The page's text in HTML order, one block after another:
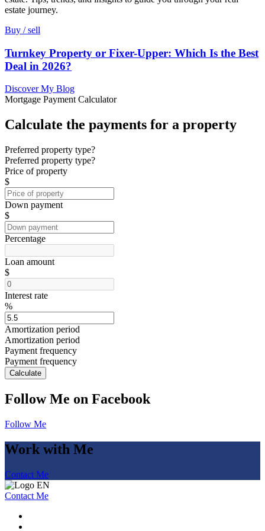
estate journey.
Buy / sell
Turnkey Property or Fixer-Upper: Which Is the Best
Deal in 2026?
Discover My Blog
Mortgage Payment Calculator
Calculate the payments for a property
Preferred property type?
Preferred property type?
Price of property
$
Down payment
$
Percentage
Loan amount
$
Interest rate
%
Amortization period
Amortization period
Payment frequency
Payment frequency
Calculate
Follow Me on Facebook
Follow Me
Work with Me
Contact Me
Contact Me